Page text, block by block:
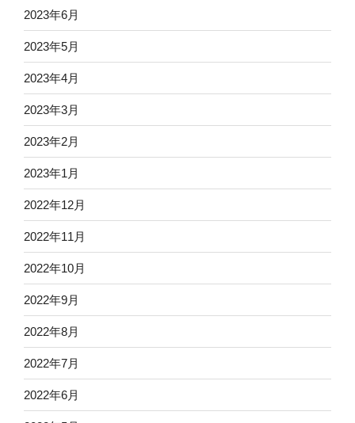
2023年6月
2023年5月
2023年4月
2023年3月
2023年2月
2023年1月
2022年12月
2022年11月
2022年10月
2022年9月
2022年8月
2022年7月
2022年6月